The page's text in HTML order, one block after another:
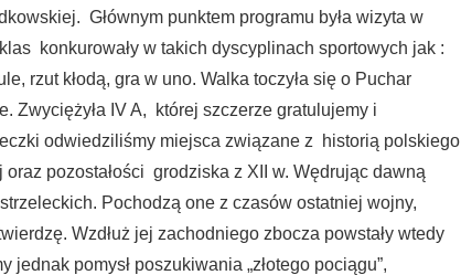
Głównym punktem programu była wizyta w
konkurowały w takich dyscyplinach sportowych jak :
rzut kłodą, gra w uno. Walka toczyła się o Puchar
Zwyciężyła IV A, której szczerze gratulujemy i
odwiedziliśmy miejsca związane z historią polskiego
pozostałości grodziska z XII w. Wędrując dawną
Pochodzą one z czasów ostatniej wojny,
Wzdłuż jej zachodniego zbocza powstały wtedy
pomysł poszukiwania „złotego pociągu”,